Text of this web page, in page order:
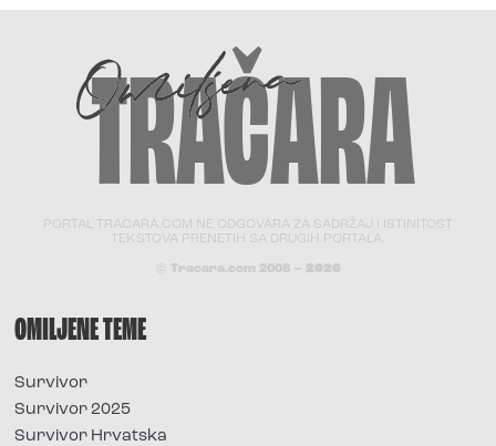
PORTAL TRACARA.COM NE ODGOVARA ZA SADRŽAJ I ISTINITOST
TEKSTOVA PRENETIH SA DRUGIH PORTALA.
© Tracara.com 2008 – 2026
OMILJENE TEME
Survivor
Survivor 2025
Survivor Hrvatska